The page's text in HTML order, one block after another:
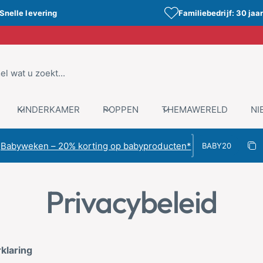
Snelle levering Familiebedrijf: 30 jaar
KINDERKAMER POPPEN THEMAWERELD
Babyweken – 20% korting op babyproducten*
Privacybeleid